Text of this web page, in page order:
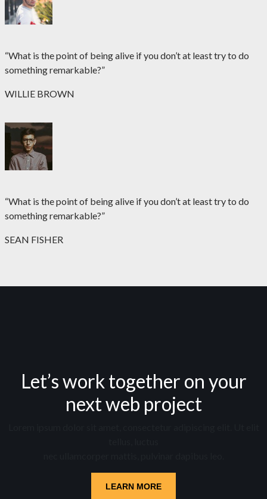
“What is the point of being alive if you don’t at least try to do
something remarkable?”
WILLIE BROWN
“What is the point of being alive if you don’t at least try to do
something remarkable?”
SEAN FISHER
Let’s work together on your
next web project
LEARN MORE